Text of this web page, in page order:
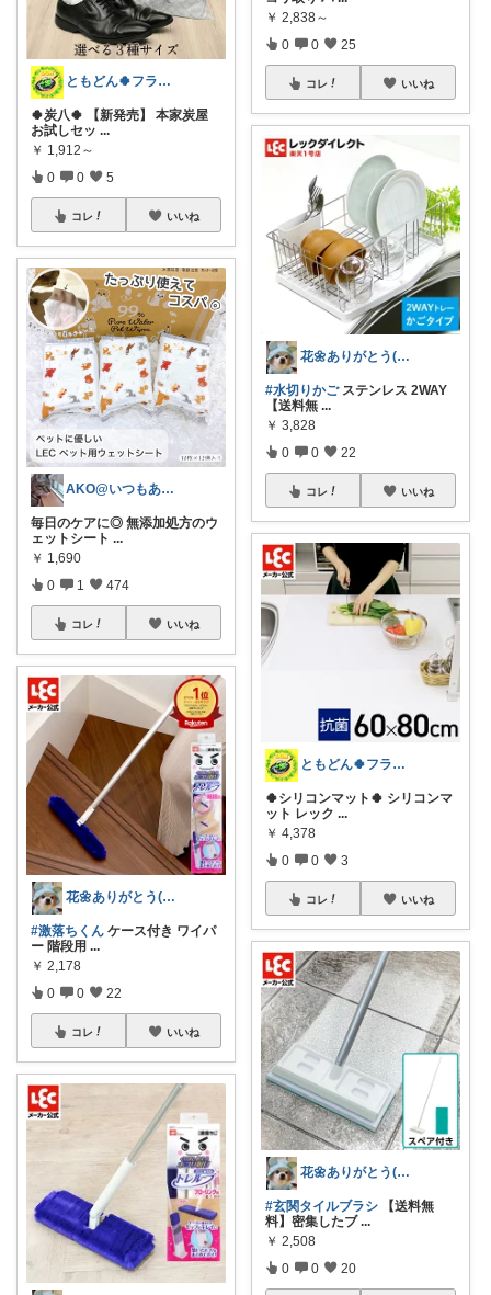
ともどん🍀フライパン料理ある暮らし🍳
🍀炭八🍀 【新発売】 本家炭屋
お試しセッ ...
￥ 1,912～
0 0 5
コレ いいね
AKO@いつもありがとう🐾໊¨̮✩︎
毎日のケアに◎ 無添加処方のウ
ェットシート ...
￥ 1,690
0 1 474
コレ いいね
花🌼ありがとう(*･ω･)*_ _)ﾍ
#激落ちくん ケース付き ワイパ
ー 階段用 ...
￥ 2,178
0 0 22
コレ いいね
￥ 2,838～
0 0 25
コレ いいね
花🌼ありがとう(*･ω･)*_ _)ﾍ
#水切りかごステンレス 2WAY
【送料無 ...
￥ 3,828
0 0 22
コレ いいね
ともどん🍀フライパン料理ある暮らし🍳
🍀シリコンマット🍀 シリコンマ
ット レック ...
￥ 4,378
0 0 3
コレ いいね
花🌼ありがとう(*･ω･)*_ _)ﾍ
#玄関タイルブラシ 【送料無
料】密集したブ ...
￥ 2,508
0 0 20